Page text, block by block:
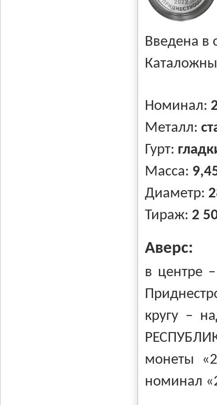
Введена
Номинал:
Металл:
Гурт:
Масса:
Диаметр:
Тираж: 2
Аверс:
в центре
кругу –
монеты
номинал